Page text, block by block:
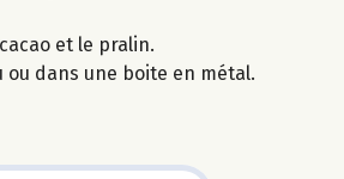
et le pralin.
dans une boite en métal.